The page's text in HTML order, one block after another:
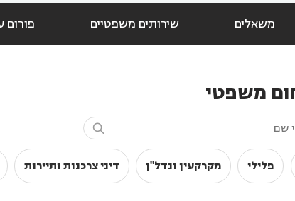
משאלים שירותים משפטיים פורום
משפטי

פלילי מקרקעין ונדל"ן דיני צרכנות ותיירות